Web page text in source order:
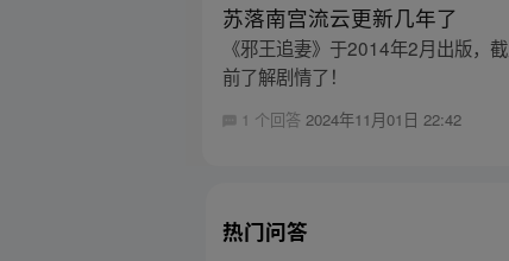
苏落南宫流云更新几年了
《邪王追妻》于2014年2月出版，
前了解剧情了！
1 个回答2024年11月01日 22:42
热门问答